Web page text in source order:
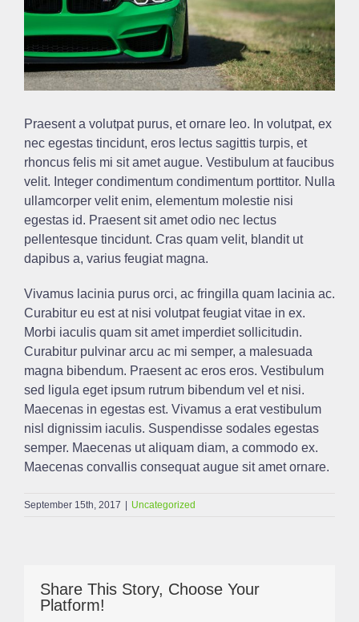
Praesent a volutpat purus, et ornare leo. In volutpat, ex
nec egestas tincidunt, eros lectus sagittis turpis, et
rhoncus felis mi sit amet augue. Vestibulum at faucibus
velit. Integer condimentum condimentum porttitor. Nulla
ullamcorper velit enim, elementum molestie nisi
egestas id. Praesent sit amet odio nec lectus
pellentesque tincidunt. Cras quam velit, blandit ut
dapibus a, varius feugiat magna.
Vivamus lacinia purus orci, ac fringilla quam lacinia ac.
Curabitur eu est at nisi volutpat feugiat vitae in ex.
Morbi iaculis quam sit amet imperdiet sollicitudin.
Curabitur pulvinar arcu ac mi semper, a malesuada
magna bibendum. Praesent ac eros eros. Vestibulum
sed ligula eget ipsum rutrum bibendum vel et nisi.
Maecenas in egestas est. Vivamus a erat vestibulum
nisl dignissim iaculis. Suspendisse sodales egestas
semper. Maecenas ut aliquam diam, a commodo ex.
Maecenas convallis consequat augue sit amet ornare.
September 15th, 2017 Uncategorized
Share This Story, Choose Your
Platform!